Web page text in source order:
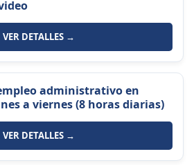
VER DETALLES →
administrativo en
a viernes (8 horas diarias)
VER DETALLES →